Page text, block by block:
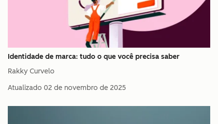
Identidade de marca: tudo o que você precisa saber
Rakky Curvelo
Atualizado 02 de novembro de 2025